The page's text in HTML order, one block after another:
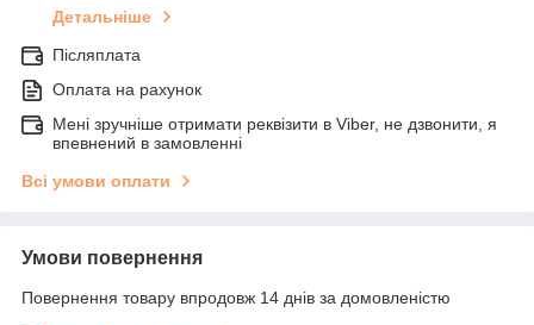
Детальніше
Післяплата
Оплата на рахунок
Мені зручніше отримати реквізити в Viber, не дзвонити, я
впевнений в замовленні
Всі умови оплати
Умови повернення
Повернення товару впродовж 14 днів за домовленістю